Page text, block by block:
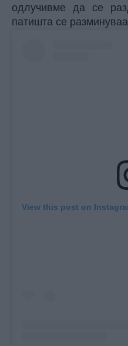
одлучивме да се
патишта се
View this post on